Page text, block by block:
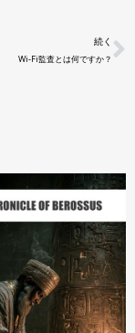
続く
Wi-Fi監査とは何ですか？